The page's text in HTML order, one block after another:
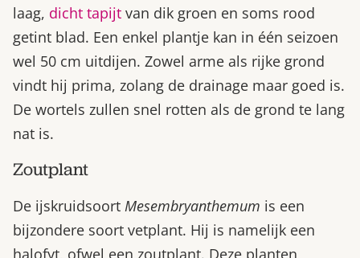
laag, dicht tapijt van dik groen en soms rood
getint blad. Een enkel plantje kan in één seizoen
wel 50 cm uitdijen. Zowel arme als rijke grond
vindt hij prima, zolang de drainage maar goed is.
De wortels zullen snel rotten als de grond te lang
nat is.
Zoutplant
De ijskruidsoort Mesembryanthemum is een
bijzondere soort vetplant. Hij is namelijk een
halofyt, ofwel een zoutplant. Deze planten